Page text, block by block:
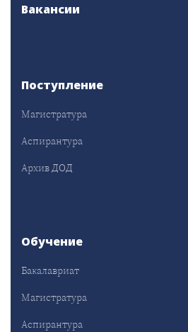
Вакансии
Поступление
Магистратура
Аспирантура
Архив ДОД
Обучение
Бакалавриат
Магистратура
Аспирантура